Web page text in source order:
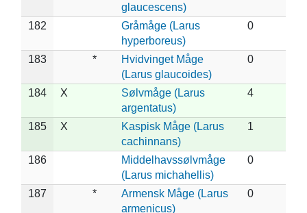
glaucescens)
182
Gråmåge (Larus
hyperboreus)
0
183 *
Hvidvinget Måge
(Larus glaucoides)
0
184 X
Sølvmåge (Larus
argentatus)
4
185 X
Kaspisk Måge (Larus
cachinnans)
1
186
Middelhavssølvmåge
(Larus michahellis)
0
187 *
Armensk Måge (Larus
armenicus)
0